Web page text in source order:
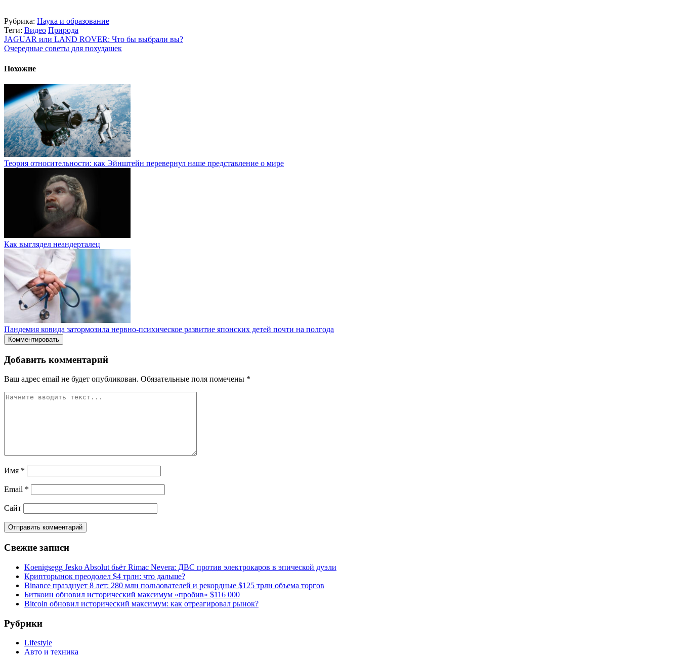
Рубрика: Наука и образование
Теги: Видео Природа
JAGUAR или LAND ROVER: Что бы выбрали вы?
Очередные советы для похудашек
Похожие
Теория относительности: как Эйнштейн перевернул наше представление о мире
Как выглядел неандерталец
Пандемия ковида затормозила нервно-психическое развитие японских детей почти на полгода
Комментировать
Добавить комментарий
Ваш адрес email не будет опубликован. Обязательные поля помечены *
Имя *
Email *
Сайт
Свежие записи
Koenigsegg Jesko Absolut бьёт Rimac Nevera: ДВС против электрокаров в эпической дуэли
Крипторынок преодолел $4 трлн: что дальше?
Binance празднует 8 лет: 280 млн пользователей и рекордные $125 трлн объема торгов
Биткоин обновил исторический максимум «пробив» $116 000
Bitcoin обновил исторический максимум: как отреагировал рынок?
Рубрики
Lifestyle
Авто и техника